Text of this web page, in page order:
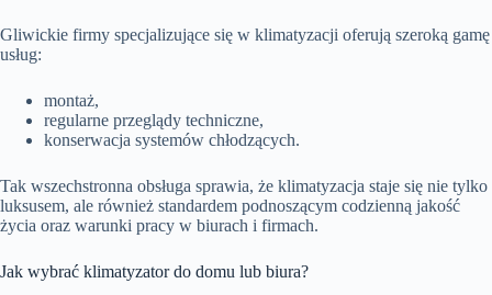
Gliwickie firmy specjalizujące się w klimatyzacji oferują szeroką gamę
usług:
montaż,
regularne przeglądy techniczne,
konserwacja systemów chłodzących.
Tak wszechstronna obsługa sprawia, że klimatyzacja staje się nie tylko
luksusem, ale również standardem podnoszącym codzienną jakość
życia oraz warunki pracy w biurach i firmach.
Jak wybrać klimatyzator do domu lub biura?